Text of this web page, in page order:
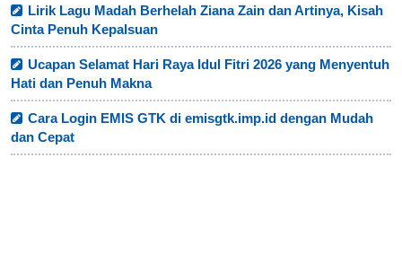
Lirik Lagu Madah Berhelah Ziana Zain dan Artinya, Kisah
Cinta Penuh Kepalsuan
Ucapan Selamat Hari Raya Idul Fitri 2026 yang Menyentuh
Hati dan Penuh Makna
Cara Login EMIS GTK di emisgtk.imp.id dengan Mudah
dan Cepat